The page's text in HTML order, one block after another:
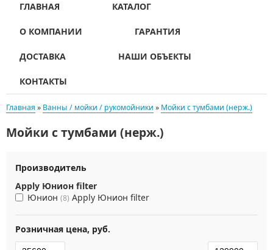
ГЛАВНАЯ КАТАЛОГ
О КОМПАНИИ ГАРАНТИЯ
ДОСТАВКА НАШИ ОБЪЕКТЫ
КОНТАКТЫ
Главная » Ванны / мойки / рукомойники » Мойки с тумбами (нерж.)
Мойки с тумбами (нерж.)
Производитель
Apply Юнион filter
Юнион (8) Apply Юнион filter
Розничная цена, руб.